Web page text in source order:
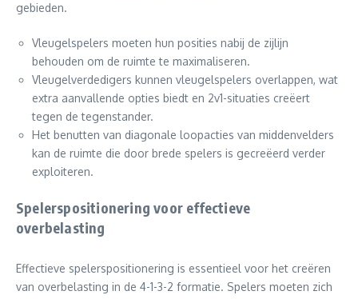
gebieden.
Vleugelspelers moeten hun posities nabij de zijlijn
behouden om de ruimte te maximaliseren.
Vleugelverdedigers kunnen vleugelspelers overlappen, wat
extra aanvallende opties biedt en 2v1-situaties creëert
tegen de tegenstander.
Het benutten van diagonale loopacties van middenvelders
kan de ruimte die door brede spelers is gecreëerd verder
exploiteren.
Spelerspositionering voor effectieve
overbelasting
Effectieve spelerspositionering is essentieel voor het creëren
van overbelasting in de 4-1-3-2 formatie. Spelers moeten zich